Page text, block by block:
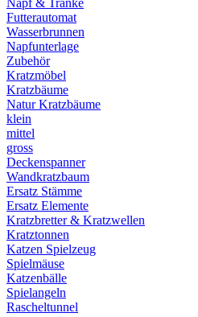
Napf & Tränke
Futterautomat
Wasserbrunnen
Napfunterlage
Zubehör
Kratzmöbel
Kratzbäume
Natur Kratzbäume
klein
mittel
gross
Deckenspanner
Wandkratzbaum
Ersatz Stämme
Ersatz Elemente
Kratzbretter & Kratzwellen
Kratztonnen
Katzen Spielzeug
Spielmäuse
Katzenbälle
Spielangeln
Rascheltunnel